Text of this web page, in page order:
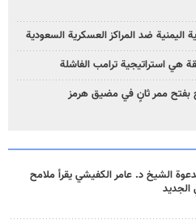
اليمنية ضد المراكز العسكرية السعودية
هي استراتيجية ترامب الفاشلة
ممر ثانٍ في مضيق هرمز
الشيخ د. عامر الكفيشي يقرأ ملامح
الجديد